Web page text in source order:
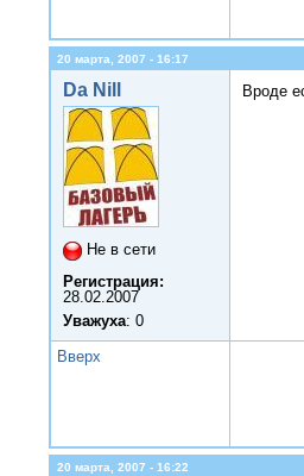
20 марта, 2007 - 16:17
Da Nill
Не в сети
Регистрация:
28.02.2007
Уважуха: 0
Вроде
Вверх
20 марта, 2007 - 16:22